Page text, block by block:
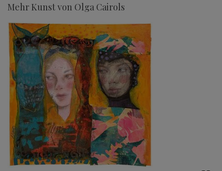
Mehr Kunst von Olga Cairols